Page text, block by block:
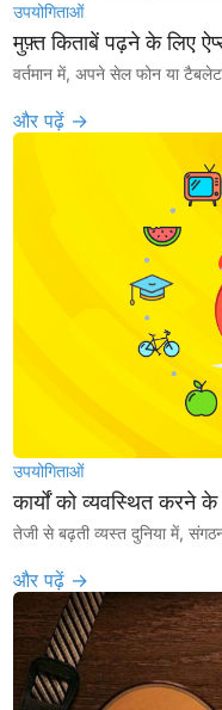
उपयोगिताओं
मुफ़्त किताबें पढ़ने के लिए
वर्तमान में, अपने सेल फोन या
और पढ़ें →
उपयोगिताओं
कार्यों को व्यवस्थित करने के
तेजी से बढ़ती व्यस्त दुनिया में,
और पढ़ें →